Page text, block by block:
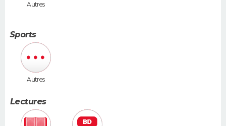
Autres
Sports
Autres
Lectures